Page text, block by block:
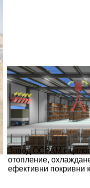
Завод ОСРАМ с
отопление,
ефективни покривни